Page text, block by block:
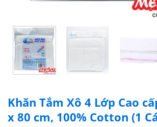
Khăn Tắm Xô 4 Lớp Cao
x 80 cm, 100% Cotton (1